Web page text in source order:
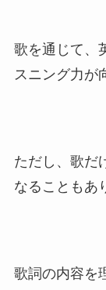
歌を通じて、
スニング力が
ただし、歌だ
なることもあ
歌詞の内容を